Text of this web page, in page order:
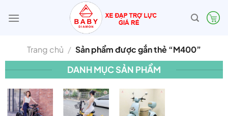
qua
Trang chủ / Sản phẩm được gắn thẻ “M400”
DANH MỤC SẢN PHẨM